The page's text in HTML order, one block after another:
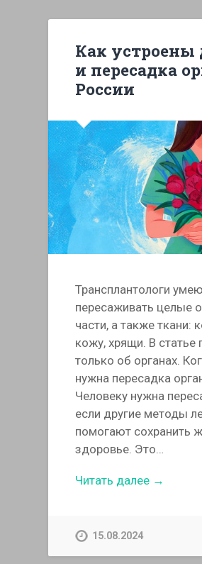
Как устроены
и пересадка
России
Трансплантологи
пересаживать целые
части, а также ткани:
кожу, хрящи. В статье
только об органах.
нужна пересадка
Человеку нужна
если другие методы
помогают сохранить
здоровье. Это…
Читать далее →
15.08.2024